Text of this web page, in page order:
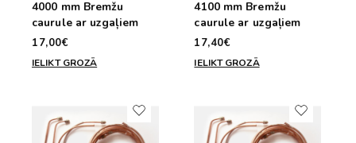
4000 mm Bremžu
caurule ar uzgaļiem
17,00€
IELIKT GROZĀ
4100 mm Bremžu
caurule ar uzgaļiem
17,40€
IELIKT GROZĀ